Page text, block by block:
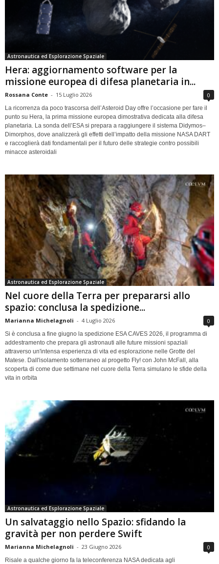
Astronautica ed Esplorazione Spaziale
Hera: aggiornamento software per la
missione europea di difesa planetaria in...
Rossana Conte - 15 Luglio 2026 0
La ricorrenza da poco trascorsa dell’Asteroid Day offre l’occasione per fare il
punto su Hera, la prima missione europea dimostrativa dedicata alla difesa
planetaria. La sonda dell’ESA si prepara a raggiungere il sistema Didymos–
Dimorphos, dove analizzerà gli effetti dell’impatto della missione NASA DART
e raccoglierà dati fondamentali per il futuro delle strategie contro possibili
minacce asteroidali
Astronautica ed Esplorazione Spaziale
Nel cuore della Terra per prepararsi allo
spazio: conclusa la spedizione...
Marianna Michelagnoli - 4 Luglio 2026 0
Si è conclusa a fine giugno la spedizione ESA CAVES 2026, il programma di
addestramento che prepara gli astronauti alle future missioni spaziali
attraverso un'intensa esperienza di vita ed esplorazione nelle Grotte del
Matese. Dall'isolamento sotterraneo al progetto Fly! con John McFall, alla
scoperta di come due settimane nel cuore della Terra simulano le sfide della
vita in orbita
Astronautica ed Esplorazione Spaziale
Un salvataggio nello Spazio: sfidando la
gravità per non perdere Swift
Marianna Michelagnoli - 23 Giugno 2026 0
Risale a qualche giorno fa la teleconferenza NASA dedicata agli